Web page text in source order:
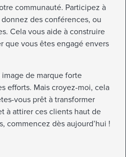
communauté. Participez à
des conférences, ou
Cela vous aide à construire
que vous êtes engagé envers
de marque forte
efforts. Mais croyez-moi, cela
vous prêt à transformer
à attirer ces clients haut de
commencez dès aujourd’hui !